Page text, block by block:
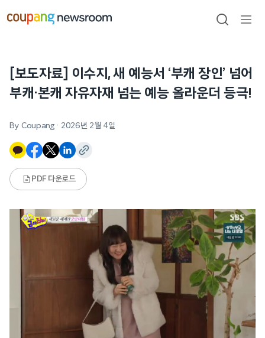
건너뛰기
검색
[보도자료] 이수지, 새 예능서 ‘부캐 장인’ 넘어
부캐·본캐 자유자재 넘는 예능 올라운더 등극!
By Coupang · 2026년 2월 4일
PDF 다운로드